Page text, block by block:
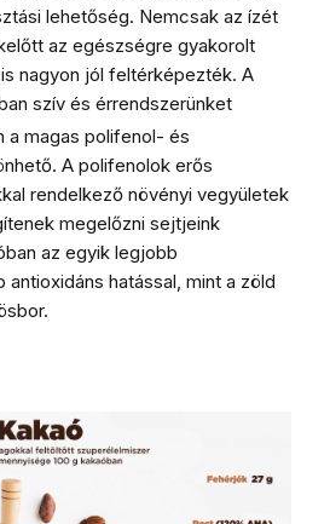
lehetőség. Nemcsak az ízét
az egészségre gyakorolt
nagyon jól feltérképezték. A
szív és érrendszerünket
a magas polifenol- és
A polifenolok erős
rendelkező növényi vegyületek
megelőzni sejtjeink
az egyik legjobb
hatással, mint a zöld